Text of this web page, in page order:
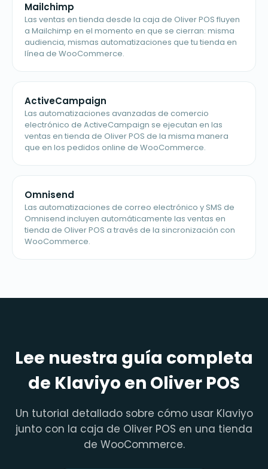
Mailchimp
Las ventas en tienda desde la caja de Oliver POS fluyen
a Mailchimp en el momento en que se cierran: misma
audiencia, mismas automatizaciones que tu tienda en
línea de WooCommerce.
ActiveCampaign
Las automatizaciones avanzadas de comercio
electrónico de ActiveCampaign se ejecutan en las
ventas en tienda de Oliver POS de la misma manera
que en los pedidos online de WooCommerce.
Omnisend
Las automatizaciones de correo electrónico y SMS de
Omnisend incluyen automáticamente las ventas en
tienda de Oliver POS a través de la sincronización con
WooCommerce.
Lee nuestra guía completa
de Klaviyo en Oliver POS
Un tutorial detallado sobre cómo usar Klaviyo
junto con la caja de Oliver POS en una tienda
de WooCommerce.